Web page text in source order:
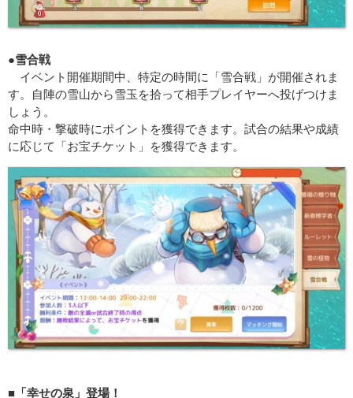
●雪合戦
イベント開催期間中、特定の時間に「雪合戦」が開催されま
す。自陣の雪山から雪玉を拾って相手プレイヤーへ投げつけま
しょう。
命中時・撃破時にポイントを獲得できます。試合の結果や成績
に応じて「お宝チケット」を獲得できます。
■「幸せの泉」登場！